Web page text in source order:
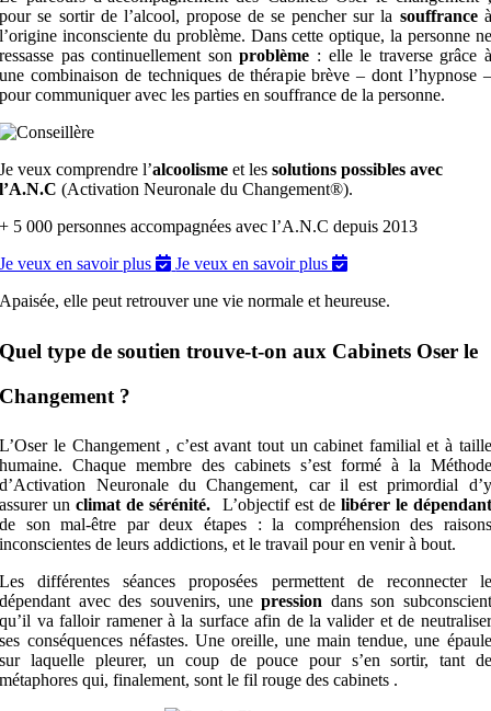
pour se sortir de l’alcool, propose de se pencher sur la souffrance à
l’origine inconsciente du problème. Dans cette optique, la personne ne
ressasse pas continuellement son problème : elle le traverse grâce à
une combinaison de techniques de thérapie brève – dont l’hypnose –
pour communiquer avec les parties en souffrance de la personne.
Je veux comprendre l’alcoolisme et lessolutions possibles avec
l’A.N.C (Activation Neuronale du Changement®).
+ 5 000 personnes accompagnées avec l’A.N.C depuis 2013
Je veux en savoir plus
Je veux en savoir plus
Apaisée, elle peut retrouver une vie normale et heureuse.
Quel type de soutien trouve-t-on aux Cabinets Oser le
Changement ?
L’Oser le Changement , c’est avant tout un cabinet familial et à taille
humaine. Chaque membre des cabinets s’est formé à la Méthode
d’Activation Neuronale du Changement, car il est primordial d’y
assurer un climat de sérénité. L’objectif est de libérer le dépendant
de son mal-être par deux étapes : la compréhension des raisons
inconscientes de leurs addictions, et le travail pour en venir à bout.
Les différentes séances proposées permettent de reconnecter le
dépendant avec des souvenirs, unepression dans son subconscient
qu’il va falloir ramener à la surface afin de la valider et de neutraliser
ses conséquences néfastes. Une oreille, une main tendue, une épaule
sur laquelle pleurer, un coup de pouce pour s’en sortir, tant de
métaphores qui, finalement, sont le fil rouge des cabinets .